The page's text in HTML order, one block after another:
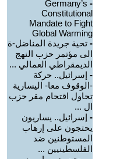
-
Germany’s
Constitutional
Mandate to Fight
Global Warming
- تحية جريدة المناضل-ة
الى مؤتمر حزب النهج
الديمقراطي العمالي ...
- إسرائيل.. حركة
-الوقوف معا- اليسارية
تحاول اقتحام مقر حزب
ال ...
- إسرائيل.. يساريون
يحتجون على إرهاب
المستوطنين ضد
الفلسطينيين ...